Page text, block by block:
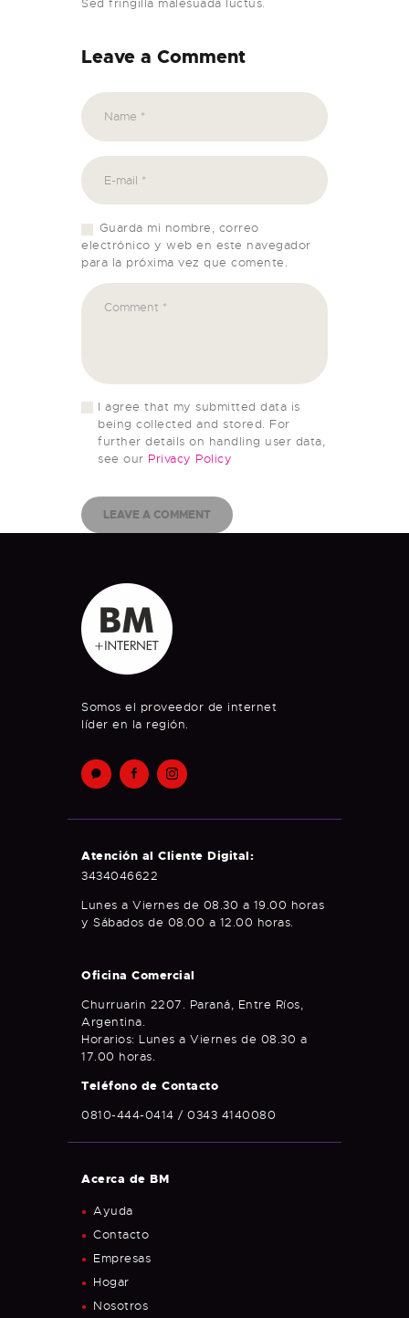
Leave a Comment
Guarda mi nombre, correo
electrónico y web en este navegador
para la próxima vez que comente.
I agree that my submitted data is
being collected and stored. For
further details on handling user data,
see our Privacy Policy
Somos el proveedor de internet
líder en la región.
Atención al Cliente Digital:
3434046622
Lunes a Viernes de 08.30 a 19.00 horas
y Sábados de 08.00 a 12.00 horas.
Oficina Comercial
Churruarin 2207. Paraná, Entre Ríos,
Argentina.
Horarios: Lunes a Viernes de 08.30 a
17.00 horas.
Teléfono de Contacto
0810-444-0414 / 0343 4140080
Acerca de BM
Ayuda
Contacto
Empresas
Hogar
Nosotros